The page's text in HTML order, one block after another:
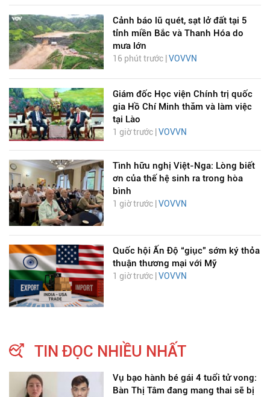
Cảnh báo lũ quét, sạt lở đất tại 5
tỉnh miền Bắc và Thanh Hóa do
mưa lớn
16 phút trước | VOVVN
Giám đốc Học viện Chính trị quốc
gia Hồ Chí Minh thăm và làm việc
tại Lào
1 giờ trước | VOVVN
Tình hữu nghị Việt-Nga: Lòng biết
ơn của thế hệ sinh ra trong hòa
bình
1 giờ trước | VOVVN
Quốc hội Ấn Độ “giục” sớm ký thỏa
thuận thương mại với Mỹ
1 giờ trước | VOVVN
TIN ĐỌC NHIỀU NHẤT
Vụ bạo hành bé gái 4 tuổi tử vong:
Bàn Thị Tâm đang mang thai sẽ bị